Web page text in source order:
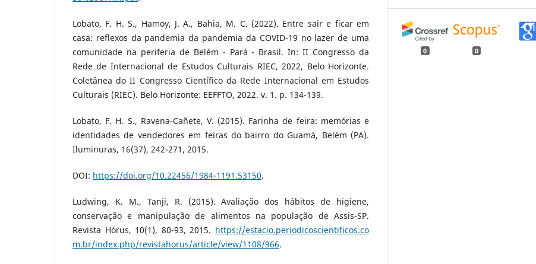
Lobato, F. H. S., Hamoy, J. A., Bahia, M. C. (2022). Entre sair e ficar em
casa: reflexos da pandemia da pandemia da COVID-19 no lazer de uma
comunidade na periferia de Belém - Pará - Brasil. In: II Congresso da
Rede de Internacional de Estudos Culturais RIEC, 2022, Belo Horizonte.
Coletânea do II Congresso Científico da Rede Internacional em Estudos
Culturais (RIEC). Belo Horizonte: EEFFTO, 2022. v. 1. p. 134-139.
Lobato, F. H. S., Ravena-Cañete, V. (2015). Farinha de feira: memórias e
identidades de vendedores em feiras do bairro do Guamá, Belém (PA).
Iluminuras, 16(37), 242-271, 2015.
DOI: https://doi.org/10.22456/1984-1191.53150.
Ludwing, K. M., Tanji, R. (2015). Avaliação dos hábitos de higiene,
conservação e manipulação de alimentos na população de Assis-SP.
Revista Hórus, 10(1), 80-93, 2015. https://estacio.periodicoscientificos.co
m.br/index.php/revistahorus/article/view/1108/966.
0 0